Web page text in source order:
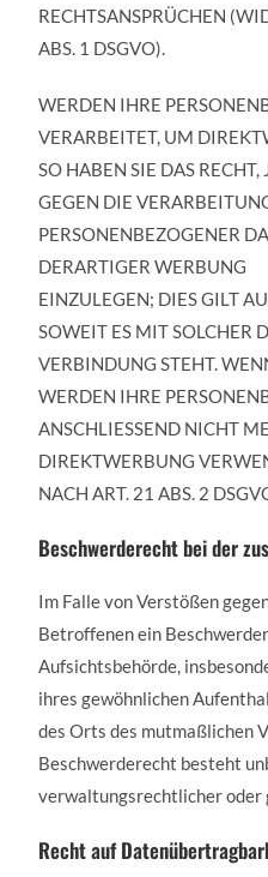
RECHTSANSPRÜCHEN
ABS. 1 DSGVO).
WERDEN IHRE
VERARBEITET, UM
SO HABEN SIE DAS
GEGEN DIE
PERSONENBEZOGENER
DERARTIGER WERBUNG
EINZULEGEN; DIES GILT
SOWEIT ES MIT SOLCHER
VERBINDUNG STEHT.
WERDEN IHRE
ANSCHLIESSEND NICHT
DIREKTWERBUNG
NACH ART. 21 ABS. 2
Beschwerderecht bei der
Im Falle von Verstößen
Betroffenen ein
Aufsichtsbehörde,
ihres gewöhnlichen
des Orts des mutmaßlichen
Beschwerderecht besteht
verwaltungsrechtlicher oder
Recht auf